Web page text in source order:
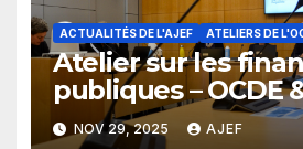
ACTUALITÉS DE L'AJEF ATELIERS DE
Atelier sur les
publiques – OCDE
NOV 29, 2025 AJEF